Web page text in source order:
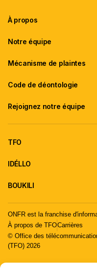
À propos
Notre équipe
Mécanisme de plaintes
Code de déontologie
Rejoignez notre équipe
TFO
IDÉLLO
BOUKILI
ONFR est la franchise
À propos de TFOCarrières
© Office des
(TFO) 2026